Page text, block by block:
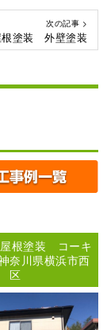
次の記事 >
塗装 外壁塗装
根塗装 コーキ
奈川県横浜市西
区